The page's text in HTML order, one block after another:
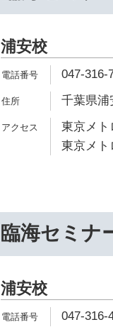
浦安校
047-316-
千葉県浦
東京メト
東京メト
臨海セミナ
浦安校
047-316-